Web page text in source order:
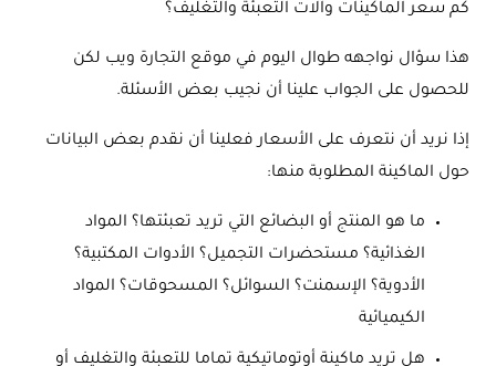
كم سعر الماكينات وآلات التعبئة والتغليف؟
هذا سؤال نواجهه طوال اليوم في موقع التجارة ويب لكن
للحصول على الجواب علينا أن نجيب بعض الأسئلة.
إذا نريد أن نتعرف على الأسعار فعلينا أن نقدم بعض البيانات
حول الماكينة المطلوبة منها:
ما هو المنتج أو البضائع التي تريد تعبئتها؟ المواد
الغذائية؟ مستحضرات التجميل؟ الأدوات المكتبية؟
الأدوية؟ الإسمنت؟ السوائل؟ المسحوقات؟ المواد
الكيميائية
هل تريد ماكينة أوتوماتيكية تماما للتعبئة والتغليف أو